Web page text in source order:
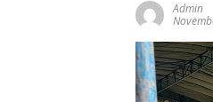
Admin